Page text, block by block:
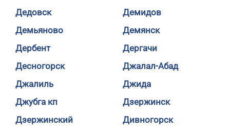
Дедовск
Демидов
Демьяново
Демянск
Дербент
Дергачи
Десногорск
Джалал-Абад
Джалиль
Джида
Джубга кп
Дзержинск
Дзержинский
Дивногорск